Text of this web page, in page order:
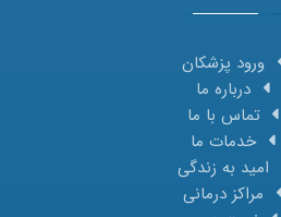
ورود پزشکان
درباره ما
تماس با ما
خدمات ما
امید به زندگی
مراکز درمانی